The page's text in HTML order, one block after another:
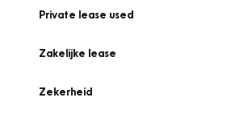
Private lease used
Zakelijke lease
Zekerheid